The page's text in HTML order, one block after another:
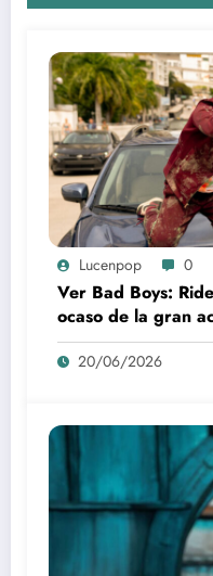
Lucenpop 0
Ver Bad Boys:
ocaso de la gran
20/06/2026